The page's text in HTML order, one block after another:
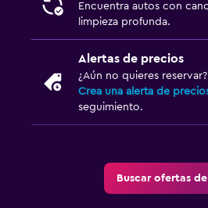
Encuentra autos con
limpieza profunda.
Alertas de precios
¿Aún no quieres reservar?
Crea una alerta de
seguimiento.
Buscar ofertas